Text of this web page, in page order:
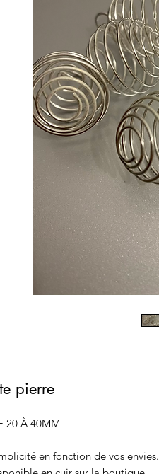
pierre
20 À 40MM
en fonction de vos envies.